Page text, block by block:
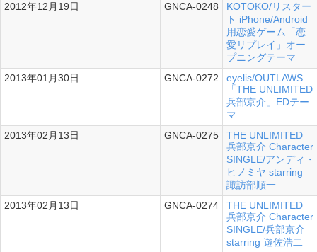
2012年12月19日
グル GNCA-0248
KOTOKO/リスター
ト iPhone/Android
用恋愛ゲーム「恋
愛リプレイ」オー
プニングテーマ
2013年01月30日
グル GNCA-0272
eyelis/OUTLAWS
「THE UNLIMITED
兵部京介」EDテー
マ
2013年02月13日
グル GNCA-0275
THE UNLIMITED
兵部京介 Character
SINGLE/アンディ・
ヒノミヤ starring
諏訪部順一
2013年02月13日
グル GNCA-0274
THE UNLIMITED
兵部京介 Character
SINGLE/兵部京介
starring 遊佐浩二